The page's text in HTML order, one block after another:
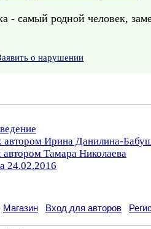
- самый родной человек,
о нарушении
автором Ирина Данилина-
Тамара Николаева
24.02.2016
Магазин Вход для авторов